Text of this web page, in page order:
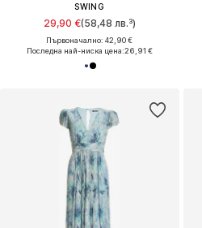
SWING
29,90 €(58,48 лв.³)
Първоначално: 42,90 €
Последна най-ниска цена:26,91 €